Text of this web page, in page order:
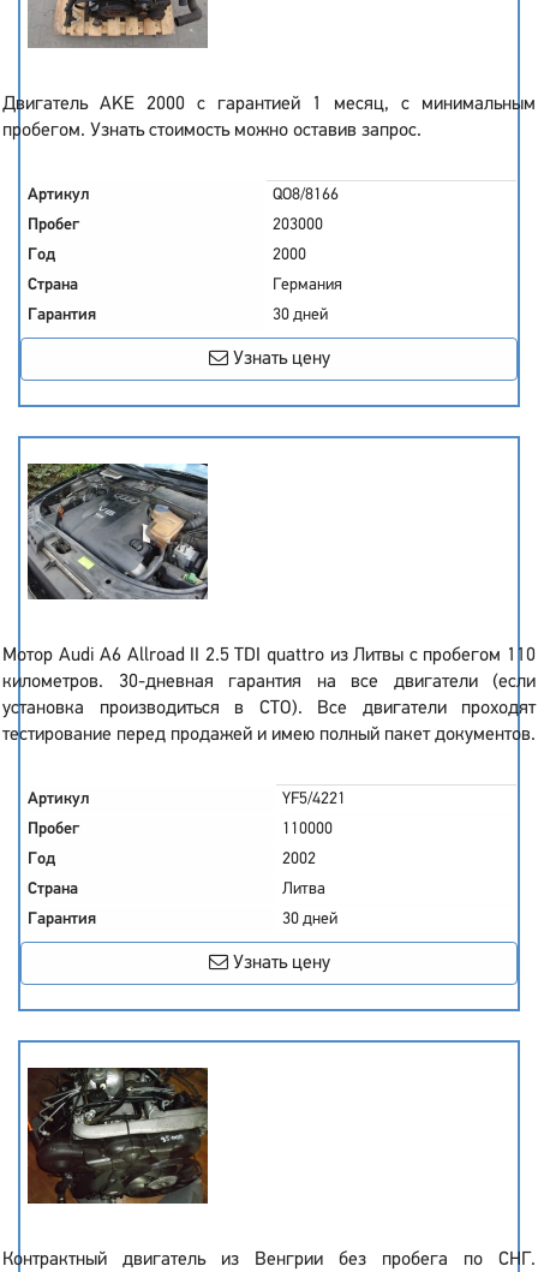
Двигатель AKE 2000 с гарантией 1 месяц, с минимальным
пробегом. Узнать стоимость можно оставив запрос.
Артикул
QO8/8166
Пробег
203000
Год
2000
Страна
Германия
Гарантия
30 дней
Узнать цену
Мотор Audi A6 Allroad II 2.5 TDI quattro из Литвы с пробегом 110
километров. 30-дневная гарантия на все двигатели (если
установка производиться в СТО). Все двигатели проходят
тестирование перед продажей и имею полный пакет документов.
Артикул
YF5/4221
Пробег
110000
Год
2002
Страна
Литва
Гарантия
30 дней
Узнать цену
Контрактный двигатель из Венгрии без пробега по СНГ.